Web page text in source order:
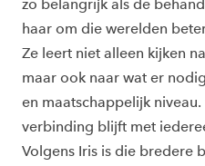
zo belangrijk als de
haar om die werelden
Ze leert niet alleen kijken
maar ook naar wat er
en maatschappelijk
verbinding blijft met
Volgens Iris is die bredere